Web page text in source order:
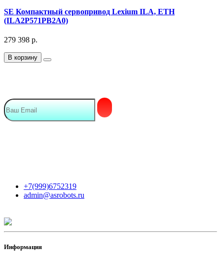
SE Компактный сервопривод Lexium ILA, ETH
(ILA2P571PB2A0)
279 398 р.
В корзину
+7(999)6752319
admin@asrobots.ru
Информация